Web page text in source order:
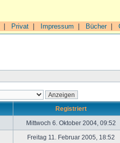
Privat Impressum Bücher|
Registriert
Mittwoch 6. Oktober 2004, 09:52
Freitag 11. Februar 2005, 18:52